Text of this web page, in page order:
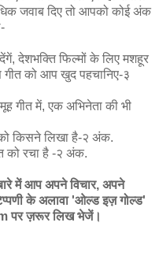
जवाब दिए तो आपको कोई अंक
देशभक्ति फिल्मों के लिए मशहूर
को आप खुद पहचानिए-३
गीत में, एक अभिनेता की भी
किसने लिखा है-२ अंक.
को रचा है -२ अंक.
में आप अपने विचार, अपने
के अलावा 'ओल्ड इज़ गोल्ड'
पर ज़रूर लिख भेजें।